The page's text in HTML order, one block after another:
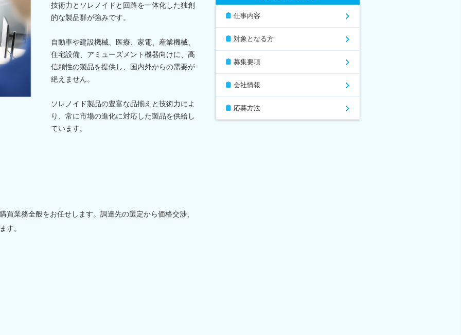
技術力とソレノイドと回路を一体化した独創
的な製品群が強みです。
自動車や建設機械、医療、家電、産業機械、
住宅設備、アミューズメント機器向けに、高
信頼性の製品を提供し、国内外からの需要が
絶えません。
ソレノイド製品の豊富な品揃えと技術力によ
り、常に市場の進化に対応した製品を供給し
ています。
買業務全般をお任せします。調達先の選定から価格交渉、
す。
仕事内容
対象となる方
募集要項
会社情報
応募方法